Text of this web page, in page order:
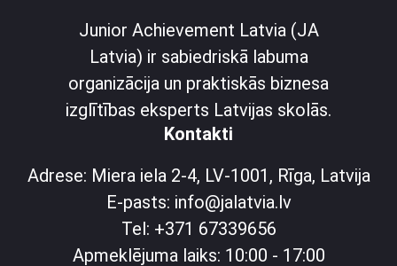
Junior Achievement Latvia (JA
Latvia) ir sabiedriskā labuma
organizācija un praktiskās biznesa
izglītības eksperts Latvijas skolās.
Kontakti
Adrese: Miera iela 2-4, LV-1001, Rīga, Latvija
E-pasts: info@jalatvia.lv
Tel: +371 67339656
Apmeklējuma laiks: 10:00 - 17:00